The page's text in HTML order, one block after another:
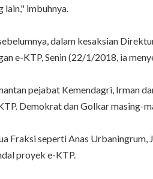
lain," imbuhnya.
dalam kesaksian
e-KTP, Senin (22/1/2018, ia
pejabat Kemendagri, Irman
Demokrat dan Golkar masing-
Fraksi seperti Anas
proyek e-KTP.